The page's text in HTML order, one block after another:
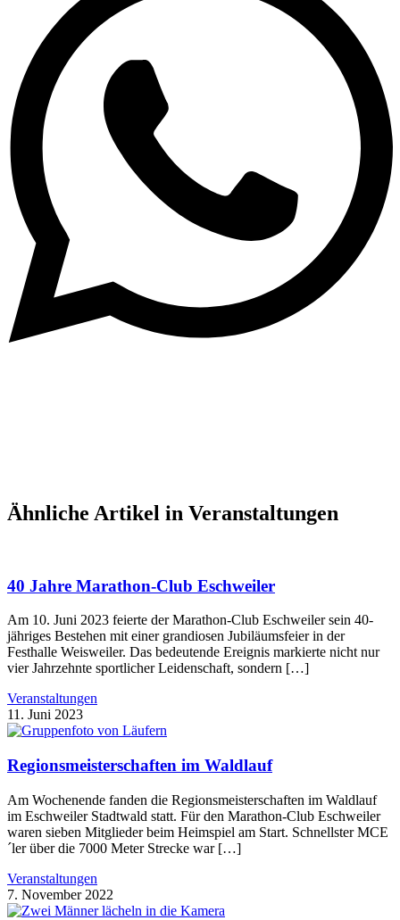
Ähnliche Artikel in Veranstaltungen
40 Jahre Marathon-Club Eschweiler
Am 10. Juni 2023 feierte der Marathon-Club Eschweiler sein 40-
jähriges Bestehen mit einer grandiosen Jubiläumsfeier in der
Festhalle Weisweiler. Das bedeutende Ereignis markierte nicht nur
vier Jahrzehnte sportlicher Leidenschaft, sondern […]
Veranstaltungen
11. Juni 2023
Regionsmeisterschaften im Waldlauf
Am Wochenende fanden die Regionsmeisterschaften im Waldlauf
im Eschweiler Stadtwald statt. Für den Marathon-Club Eschweiler
waren sieben Mitglieder beim Heimspiel am Start. Schnellster MCE
´ler über die 7000 Meter Strecke war […]
Veranstaltungen
7. November 2022